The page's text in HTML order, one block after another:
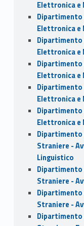
Elettronica e
Dipartimento
Elettronica e
Dipartimento
Elettronica e
Dipartimento
Elettronica e
Dipartimento
Elettronica e
Dipartimento
Elettronica e
Dipartimento
Straniere -
Linguistico
Dipartimento
Straniere -
Dipartimento
Straniere -
Dipartimento